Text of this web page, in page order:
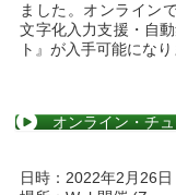
ました。オンライン
文字化入力支援・自
ト』が入手可能にな
オンライン・チ
日時：2022年2月26